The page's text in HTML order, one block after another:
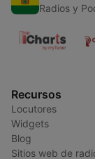
Radios y
Recursos
Locutores
Widgets
Blog
Sitios web de